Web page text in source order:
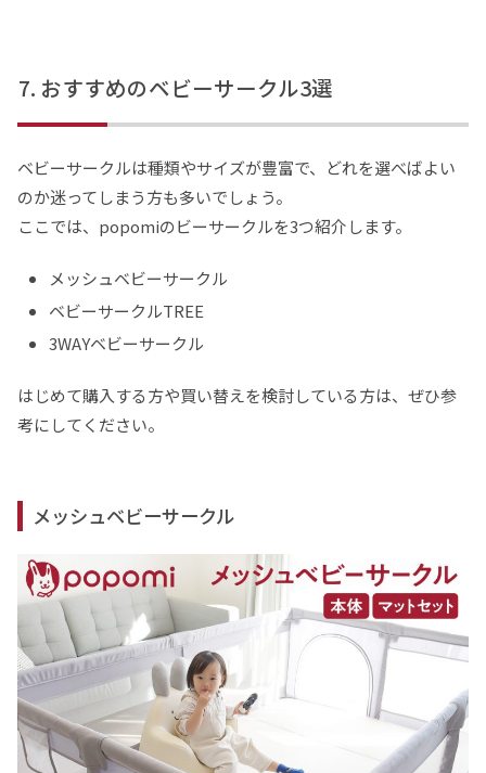
おすすめのベビーサークル3選
ベビーサークルは種類やサイズが豊富で、どれを選べばよい
のか迷ってしまう方も多いでしょう。
ここでは、popomiのビーサークルを3つ紹介します。
メッシュベビーサークル
ベビーサークルTREE
3WAYベビーサークル
はじめて購入する方や買い替えを検討している方は、ぜひ参
考にしてください。
メッシュベビーサークル